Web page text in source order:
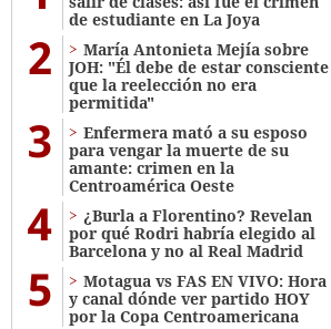
de estudiante en La Joya
2
María Antonieta Mejía sobre
JOH: "Él debe de estar consciente
que la reelección no era
permitida"
3
Enfermera mató a su esposo
para vengar la muerte de su
amante: crimen en la
Centroamérica Oeste
4
¿Burla a Florentino? Revelan
por qué Rodri habría elegido al
Barcelona y no al Real Madrid
5
Motagua vs FAS EN VIVO: Hora
y canal dónde ver partido HOY
por la Copa Centroamericana